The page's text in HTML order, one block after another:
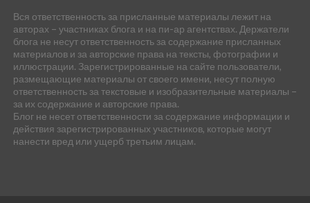
Вся ответственность за присланные материалы лежит на
авторах – участниках блога и на пи-ар агентствах. Держатели
блога не несут ответственность за содержание присланных
материалов и за авторские права на тексты, фотографии и
иллюстрации. Зарегистрированные на сайте пользователи,
размещающие материалы от своего имени, несут полную
ответственность за текстовые и изобразительные материалы –
за их содержание и авторские права.
Блог не несет ответственности за содержание информации и
действия зарегистрированных участников, которые могут
нанести вред или ущерб третьим лицам.